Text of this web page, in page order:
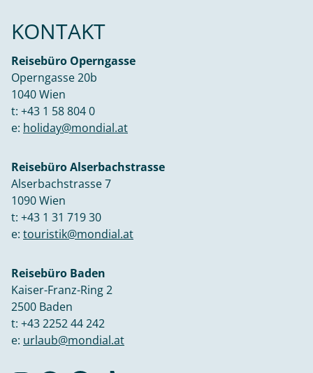
KONTAKT
Reisebüro Operngasse
Operngasse 20b
1040 Wien
t: +43 1 58 804 0
e: holiday@mondial.at
Reisebüro Alserbachstrasse
Alserbachstrasse 7
1090 Wien
t: +43 1 31 719 30
e: touristik@mondial.at
Reisebüro Baden
Kaiser-Franz-Ring 2
2500 Baden
t: +43 2252 44 242
e: urlaub@mondial.at